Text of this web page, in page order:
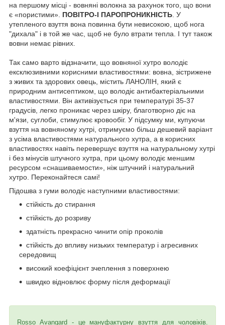
на першому місці - вовняні волокна за рахунок того, що вони
є «пористими». ПОВІТРО-І ПАРОПРОНИКНІСТЬ. У
утепленого взуття вона повинна бути невисокою, щоб нога
"дихала" і в той же час, щоб не було втрати тепла. І тут також
вовни немає рівних.
Так само варто відзначити, що вовняної хутро володіє
ексклюзивними корисними властивостями: вовна, зістрижене
з живих та здорових овець, містить ЛАНОЛІН, який є
природним антисептиком, що володіє антибактеріальними
властивостями. Він активізується при температурі 35-37
градусів, легко проникає через шкіру, благотворно діє на
м'язи, суглоби, стимулює кровообіг. У підсумку ми, купуючи
взуття на вовняному хутрі, отримуємо більш дешевий варіант
з усіма властивостями натурального хутра, а в корисних
властивостях навіть перевершує взуття на натуральному хутрі
і без мінусів штучного хутра, при цьому володіє меншим
ресурсом «снашиваемости», ніж штучний і натуральний
хутро. Переконайтеся самі!
Підошва з гуми володіє наступними властивостями:
стійкість до стирання
стійкість до розриву
здатність прекрасно чинити опір проколів
стійкість до впливу низьких температур і агресивних
середовищ
високий коефіцієнт зчеплення з поверхнею
швидко відновлює форму після деформації
Rosso Avangard - це мануфактурну взуття для чоловіків.